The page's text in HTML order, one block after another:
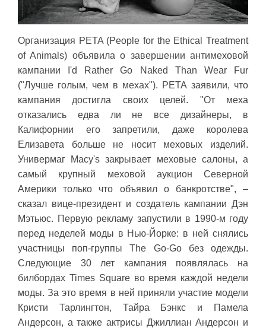
Организация PETA (People for the Ethical Treatment
of Animals) объявила о завершении антимеховой
кампании I'd Rather Go Naked Than Wear Fur
("Лучше голым, чем в мехах"). РЕТА заявили, что
кампания достигла своих целей. "От меха
отказались едва ли не все дизайнеры, в
Калифорнии его запретили, даже королева
Елизавета больше не носит меховых изделий.
Универмаг Macy's закрывает меховые салоны, а
самый крупный меховой аукцион Северной
Америки только что объявил о банкротстве", –
сказал вице-президент и создатель кампании Дэн
Мэтьюс. Первую рекламу запустили в 1990-м году
перед неделей моды в Нью-Йорке: в ней снялись
участницы поп-группы The Go-Go без одежды.
Следующие 30 лет кампания появлялась на
билбордах Times Square во время каждой недели
моды. За это время в ней приняли участие модели
Кристи Тарлингтон, Тайра Бэнкс и Памела
Андерсон, а также актрисы Джиллиан Андерсон и